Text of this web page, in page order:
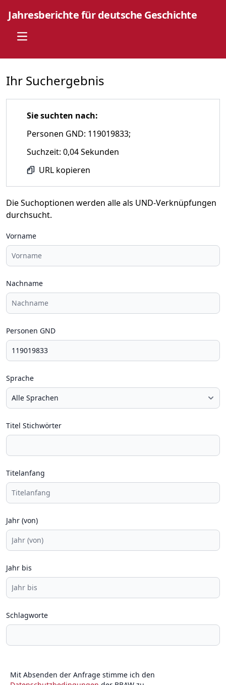
Jahresberichte für deutsche Geschichte
Open main menu
Ihr Suchergebnis
Sie suchten nach:
Personen GND: 119019833;
Suchzeit: 0,04 Sekunden
URL kopieren
Die Suchoptionen werden alle als UND-Verknüpfungen
durchsucht.
Vorname
Nachname
Personen GND
Sprache
Titel Stichwörter
Titelanfang
Jahr (von)
Jahr bis
Schlagworte
Mit Absenden der Anfrage stimme ich den